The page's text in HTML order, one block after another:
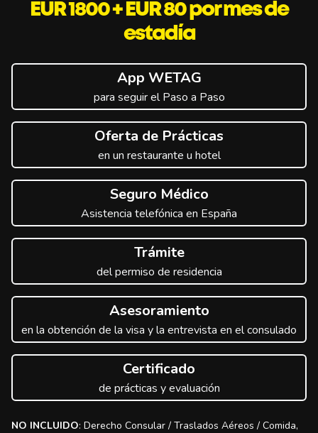
EUR 1800 + EUR 80 por mes de
estadía
App WETAG
para seguir el Paso a Paso
Oferta de Prácticas
en un restaurante u hotel
Seguro Médico
Asistencia telefónica en España
Trámite
del permiso de residencia
Asesoramiento
en la obtención de la visa y la entrevista en el consulado
Certificado
de prácticas y evaluación
NO INCLUIDO: Derecho Consular / Traslados Aéreos / Comida,